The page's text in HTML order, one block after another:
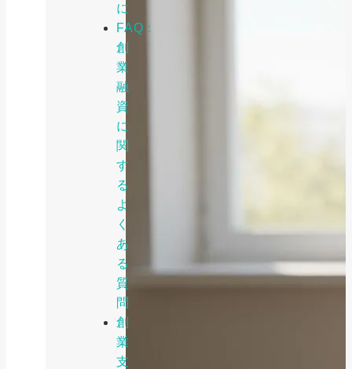
に
FAQ：
創
業
融
資
に
関
す
る
よ
く
あ
る
質
問
創
業
支